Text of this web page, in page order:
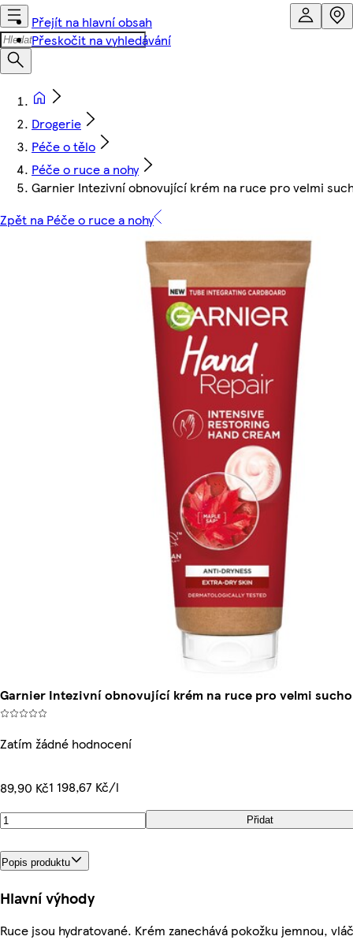
Přejít na hlavní obsah
Přeskočit na vyhledávání
Drogerie
Péče o tělo
Péče o ruce a nohy
Garnier Intezivní obnovující krém na ruce pro velmi
Zpět na Péče o ruce a nohy
Garnier Intezivní obnovující krém na ruce pro velmi
Zatím žádné hodnocení
89,90 Kč1 198,67 Kč/l
Přidat
Popis produktu
Hlavní výhody
Ruce jsou hydratované. Krém zanechává pokožku jemnou,